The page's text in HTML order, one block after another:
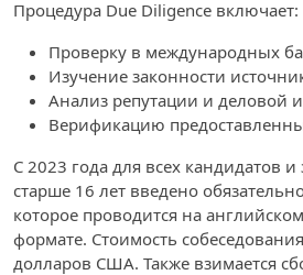
Процедура Due Diligence включает:
Проверку в международных
Изучение законности
Анализ репутации и деловой
Верификацию
С 2023 года для всех кандидатов
старше 16 лет введено
которое проводится на
формате. Стоимость
долларов США. Также взимается